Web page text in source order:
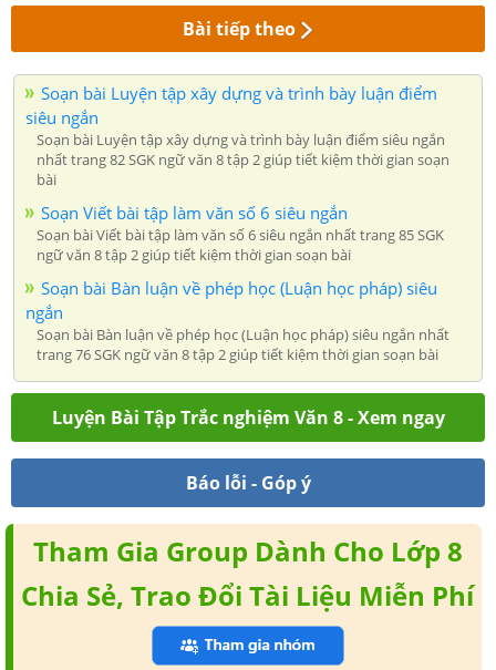
Bài tiếp theo
Soạn bài Luyện tập xây dựng và trình bày luận điểm
siêu ngắn
Soạn bài Luyện tập xây dựng và trình bày luận điểm siêu ngắn
nhất trang 82 SGK ngữ văn 8 tập 2 giúp tiết kiệm thời gian soạn
bài
Soạn Viết bài tập làm văn số 6 siêu ngắn
Soạn bài Viết bài tập làm văn số 6 siêu ngắn nhất trang 85 SGK
ngữ văn 8 tập 2 giúp tiết kiệm thời gian soạn bài
Soạn bài Bàn luận về phép học (Luận học pháp) siêu
ngắn
Soạn bài Bàn luận về phép học (Luận học pháp) siêu ngắn nhất
trang 76 SGK ngữ văn 8 tập 2 giúp tiết kiệm thời gian soạn bài
Luyện Bài Tập Trắc nghiệm Văn 8 - Xem ngay
Báo lỗi - Góp ý
Tham Gia Group Dành Cho Lớp 8
Chia Sẻ, Trao Đổi Tài Liệu Miễn Phí